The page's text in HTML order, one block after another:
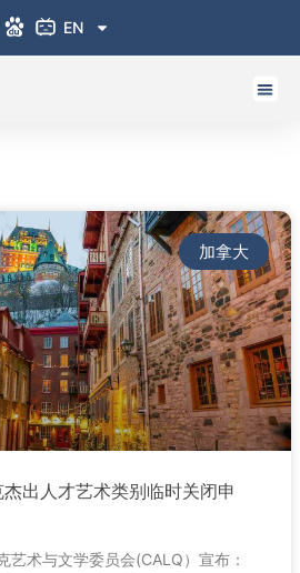
EN
加拿大
出人才艺术类别临时关闭申
术与文学委员会(CALQ）宣布：